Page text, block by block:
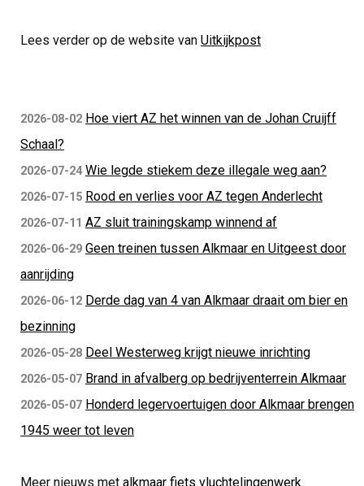
Lees verder op de website van Uitkijkpost
2026-08-02 Hoe viert AZ het winnen van de Johan Cruijff
Schaal?
2026-07-24 Wie legde stiekem deze illegale weg aan?
2026-07-15 Rood en verlies voor AZ tegen Anderlecht
2026-07-11 AZ sluit trainingskamp winnend af
2026-06-29 Geen treinen tussen Alkmaar en Uitgeest door
aanrijding
2026-06-12 Derde dag van 4 van Alkmaar draait om bier en
bezinning
2026-05-28 Deel Westerweg krijgt nieuwe inrichting
2026-05-07 Brand in afvalberg op bedrijventerrein Alkmaar
2026-05-07 Honderd legervoertuigen door Alkmaar brengen
1945 weer tot leven
Meer nieuws met alkmaar fiets vluchtelingenwerk